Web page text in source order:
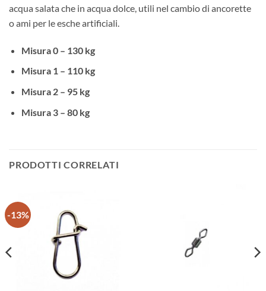
acqua salata che in acqua dolce, utili nel cambio di ancorette
o ami per le esche artificiali.
Misura 0 – 130 kg
Misura 1 – 110 kg
Misura 2 – 95 kg
Misura 3 – 80 kg
PRODOTTI CORRELATI
-13%